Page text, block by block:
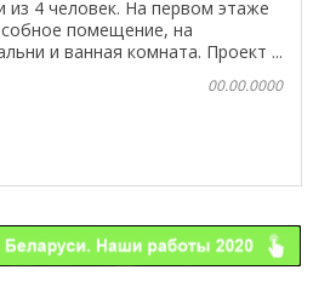
из 4 человек. На первом этаже
помещение, на
и ванная комната. Проект ...
00.00.0000